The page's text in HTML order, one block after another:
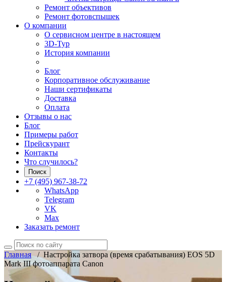
Ремонт объективов
Ремонт фотовспышек
О компании
О сервисном центре в настоящем
3D-Тур
История компании
Блог
Корпоративное обслуживание
Наши сертификаты
Доставка
Оплата
Отзывы о нас
Блог
Примеры работ
Прейскурант
Контакты
Что случилось?
Поиск
+7 (495) 967-38-72
WhatsApp
Telegram
VK
Max
Заказать ремонт
Главная/ Настройка затвора (время срабатывания) EOS 5D
Mark III фотоаппарата Canon